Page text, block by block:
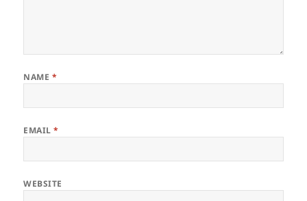
NAME *
EMAIL*
WEBSITE